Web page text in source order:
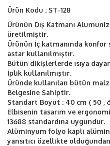
Ürün Kodu : ST-128
Ürünün Dış Katmanı
üretilmiştir.
Ürünün İç katmanında konfor
astar kullanılmıştır.
Bütün dikişlerlerde ısıya
İplik kullanılmıştır.
Üründe kullanılan bütün
Belgesine Sahiptir.
Standart Boyut : 40 cm ( 50 ,
Elbisenin tasarım ve
13688 standardına uygundur.
Alüminyum folyo kaplı
yansıtıcı özellikte